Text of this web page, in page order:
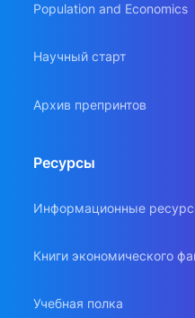
Population and Economics
Научный старт
Архив препринтов
Ресурсы
Информационные
Книги экономического
Учебная полка